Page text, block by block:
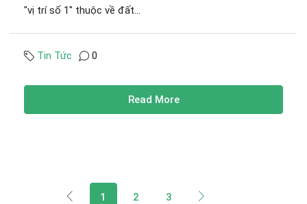
"vị trí số 1" thuộc về đất...
Tin Tức 0
Read More
1 2 3